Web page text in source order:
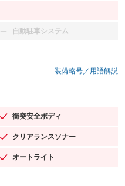
自動駐車システム
：装備なし
装備略号／用語解説
衝突安全ボディ
：装備あり
クリアランスソナー
：装備あり
オートライト
：装備あり